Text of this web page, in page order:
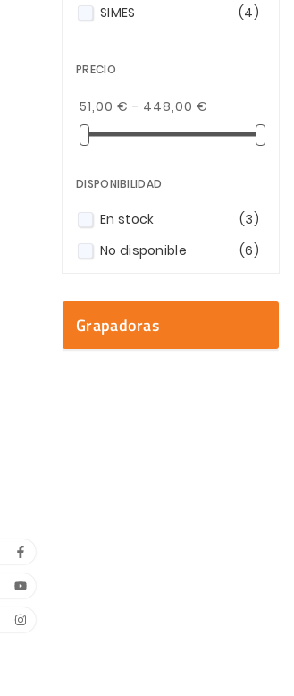
SIMES
(4)
PRECIO
51,00 € - 448,00 €
DISPONIBILIDAD
En stock
(3)
No disponible
(6)
Grapadoras